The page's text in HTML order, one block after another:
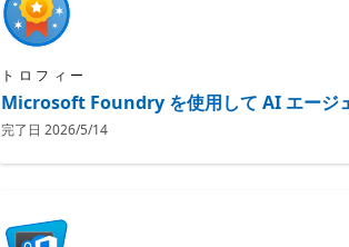
トロフィー
Microsoft Foundry を使用して AI エー
完了日 2026/5/14